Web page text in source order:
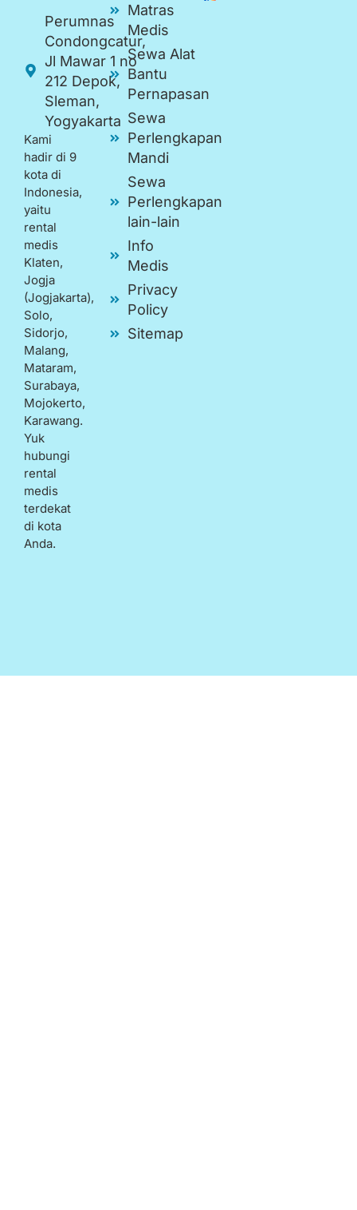
Perumnas
Condongcatur,
Jl Mawar 1 no
212 Depok,
Sleman,
Yogyakarta
Kami
hadir di 9
kota di
Indonesia,
yaitu
rental
medis
Klaten,
Jogja
(Jogjakarta),
Solo,
Sidorjo,
Malang,
Mataram,
Surabaya,
Mojokerto,
Karawang.
Yuk
hubungi
rental
medis
terdekat
di kota
Anda.
Matras
Medis
Sewa Alat
Bantu
Pernapasan
Sewa
Perlengkapan
Mandi
Sewa
Perlengkapan
lain-lain
Info
Medis
Privacy
Policy
Sitemap